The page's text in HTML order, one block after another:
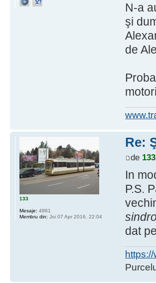
N-a
şi
de
Re:
de 133
In
P.S.
dat
133
Mesaje: 4861
Membru din: Joi 07 Apr 2016, 22:04